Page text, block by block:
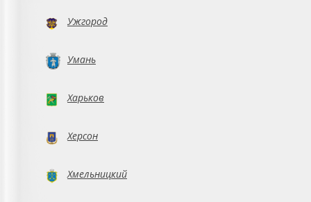
Ужгород
Умань
Харьков
Херсон
Хмельницкий